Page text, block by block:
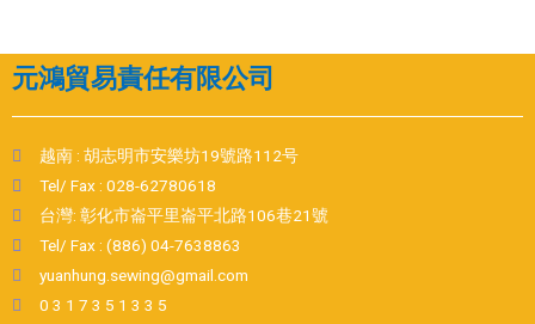
元鴻貿易責任有限公司
越南 : 胡志明市安樂坊19號路112号
Tel/ Fax : 028-62780618
台灣: 彰化市崙平里崙平北路106巷21號
Tel/ Fax : (886) 04-7638863
yuanhung.sewing@gmail.com
0 3 1 7 3 5 1 3 3 5